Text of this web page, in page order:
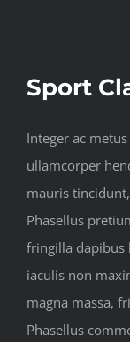
Image
Sport
Integer ac
ullamcorper
mauris
Phasellus
fringilla dapibus
iaculis non
magna massa,
Phasellus